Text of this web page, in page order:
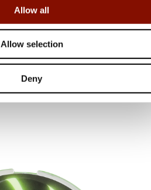
Allow all
Allow selection
Deny